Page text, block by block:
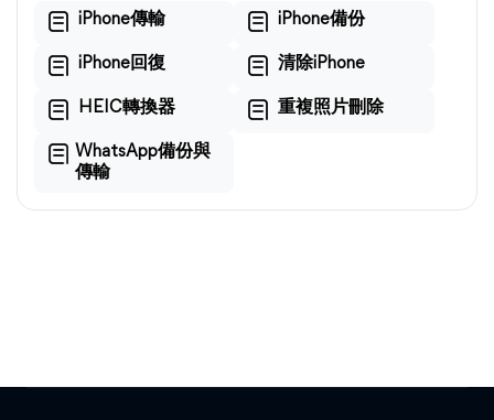
iPhone傳輸 iPhone備份
iPhone回復 清除iPhone
HEIC轉換器 重複照片刪除
WhatsApp備份與
傳輸